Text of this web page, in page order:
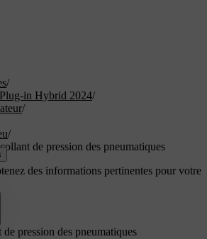
/
Plug-in Hybrid 2024/
/
/
de pression des pneumatiques
des informations pertinentes pour votre
pression des pneumatiques